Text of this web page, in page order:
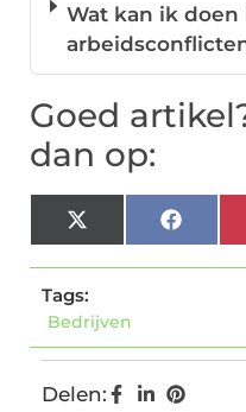
Wat kan ik doen
Goed
dan op:
X
(Twitter)
Tags:
Bedrijven
Delen: